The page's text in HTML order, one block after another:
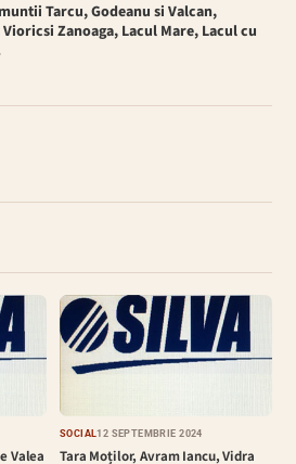
Tarcu, Godeanu si Valcan,
Zanoaga, Lacul Mare, Lacul cu
Valea
SOCIAL12 SEPTEMBRIE 2024
Tara Moților, Avram Iancu, Vidra